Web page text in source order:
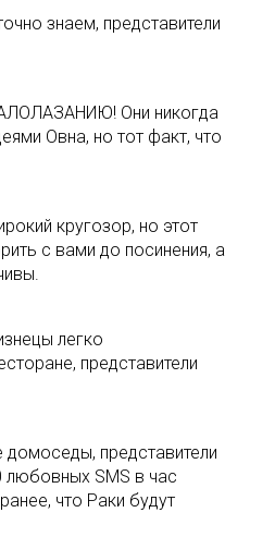
знаем, представители
Они никогда
Овна, но тот факт, что
кругозор, но этот
с вами до посинения, а
легко
представители
домоседы, представители
любовных SMS в час
что Раки будут